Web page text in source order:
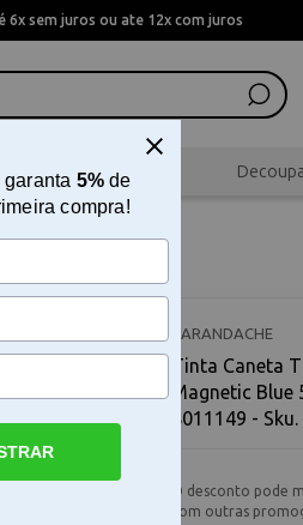
6x sem juros ou ate 12x com juros
Scrapbook
CARANDACHE
Tinta Caneta
Magnetic
8011149 -
O desconto pode
com outras
garanta 5%de
compra!